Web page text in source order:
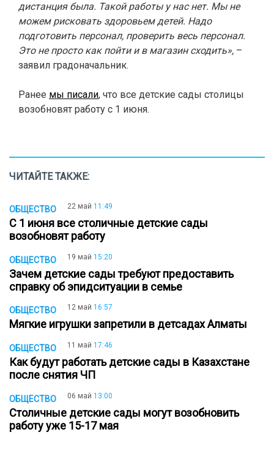
дистанция была. Такой работы у нас нет. Мы не
можем рисковать здоровьем детей. Надо
подготовить персонал, проверить весь персонал.
Это не просто как пойти и в магазин сходить», –
заявил градоначальник.
Ранее мы писали, что все детские сады столицы
возобновят работу с 1 июня.
ЧИТАЙТЕ ТАКЖЕ:
ОБЩЕСТВО 22 май 11:49
С 1 июня все столичные детские сады
возобновят работу
ОБЩЕСТВО 19 май 15:20
Зачем детские сады требуют предоставить
справку об эпидситуации в семье
ОБЩЕСТВО 12 май 16:57
Мягкие игрушки запретили в детсадах Алматы
ОБЩЕСТВО 11 май 17:46
Как будут работать детские сады в Казахстане
после снятия ЧП
ОБЩЕСТВО 06 май 13:00
Столичные детские сады могут возобновить
работу уже 15-17 мая